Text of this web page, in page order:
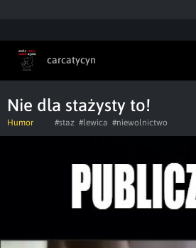
carcatycyn
Nie dla stażysty to!
Humor #staz #lewica #niewolnictwo